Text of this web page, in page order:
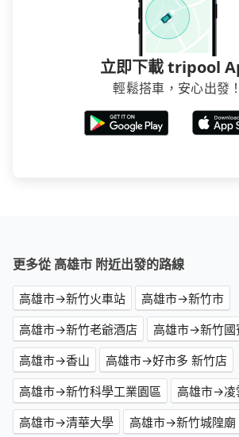
立即下載 tripool
輕鬆搭車，安心出發！
更多從 高雄市 附近出發的路線
高雄市→新竹火車站
高雄市→新竹市
高雄市→新竹老爺酒店
高雄市→新竹國
高雄市→香山
高雄市→好市多 新竹店
高雄市→新竹科學工業園區
高雄市→凌
高雄市→清華大學
高雄市→新竹城隍廟